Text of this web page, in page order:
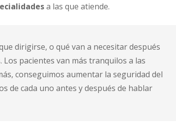
a las que atiende.
dirigirse, o qué van a necesitar después
pacientes van más tranquilos a las
conseguimos aumentar la seguridad del
de cada uno antes y después de hablar